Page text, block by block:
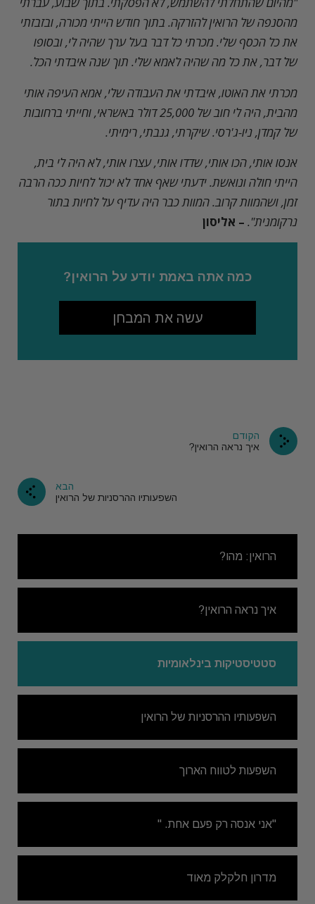
מהסנפה של הרואין להזרקה. בתוך חודש הייתי מכורה, ובזבזתי
את כל הכסף שלי. מכרתי כל דבר בעל ערך שהיה לי, ובסופו
של דבר, את כל מה שהיה לאמא שלי. תוך שנה איבדתי הכל.
מכרתי את האוטו, איבדתי את העבודה שלי, אמא העיפה אותי
מהבית, היה לי חוב של 25,000 דולר באשראי, וחייתי ברחובות
של קמדן, ניו-ג'רסי. שיקרתי, גנבתי, רימיתי.
אנסו אותי, הכו אותי, שדדו אותי, עצרו אותי, לא היה לי בית,
הייתי חולה ונואשת. ידעתי שאף אחד לא יכול לחיות ככה הרבה
זמן, ושהמוות קרוב. המוות כבר היה עדיף על לחיות בתור
נרקומנית". – אליסון
כמה אתה באמת יודע על הרואין?
עשה את המבחן
הקודם
איך נראה הרואין?
הבא
השפעותיו ההרסניות של הרואין
הרואין: מהו?
איך נראה הרואין?
סטטיסטיקות בינלאומיות
השפעותיו ההרסניות של הרואין
השפעות לטווח הארוך
"אני אנסה רק פעם אחת. "
מדרון חלקלק מאוד